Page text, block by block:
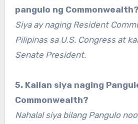
pangulo ng Commonwealth?
Siya ay naging Resident
Pilipinas sa U.S. Congress at
Senate President.
5. Kailan siya naging
Commonwealth?
Nahalal siya bilang Pangulo